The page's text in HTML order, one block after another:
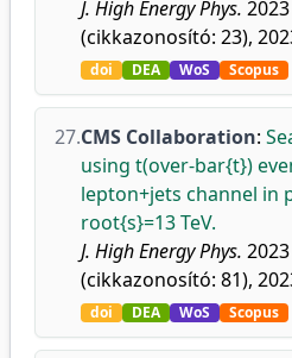
J. High Energy Phys.
(cikkazonosító: 23),
doi DEA WoS Scopus
27.CMS Collaboration:
using t(over-bar{t})
lepton+jets channel in
root{s}=13 TeV.
J. High Energy Phys.
(cikkazonosító: 81),
doi DEA WoS Scopus